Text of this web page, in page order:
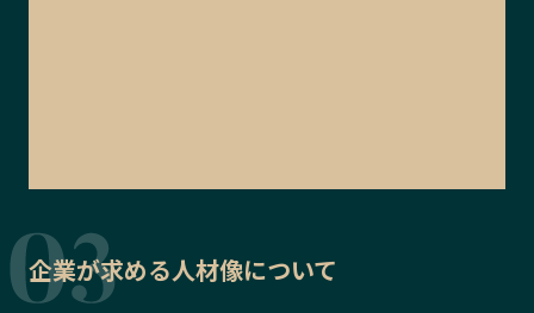
企業が求める人材像について